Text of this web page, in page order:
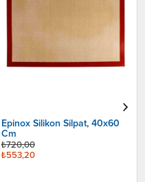
Epinox Silikon Silpat, 40x60
Cm
₺553,20
₺720,00